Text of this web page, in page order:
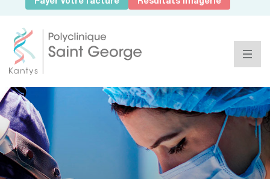
Payer votre facture Résultats Imagerie